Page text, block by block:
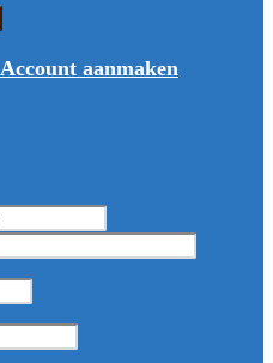
Account aanmaken